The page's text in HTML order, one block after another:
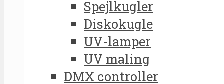
Spejlkugler
Diskokugle
UV-lamper
UV maling
DMX controller